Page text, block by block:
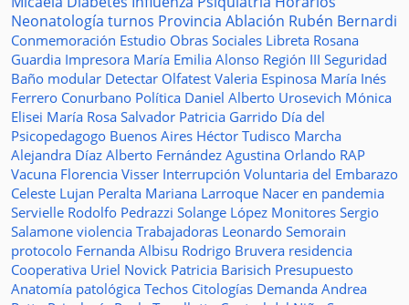
Neonatología turnos Provincia Ablación Rubén Bernardi
Conmemoración Estudio Obras Sociales Libreta Rosana
Guardia Impresora María Emilia Alonso Región III Seguridad
Baño modular Detectar Olfatest Valeria Espinosa María Inés
Ferrero Conurbano Política Daniel Alberto Urosevich Mónica
Elisei María Rosa Salvador Patricia Garrido Día del
Psicopedagogo Buenos Aires Héctor Tudisco Marcha
Alejandra Díaz Alberto Fernández Agustina Orlando RAP
Vacuna Florencia Visser Interrupción Voluntaria del Embarazo
Celeste Lujan Peralta Mariana Larroque Nacer en pandemia
Servielle Rodolfo Pedrazzi Solange López Monitores Sergio
Salamone violencia Trabajadoras Leonardo Semorain
protocolo Fernanda Albisu Rodrigo Bruvera residencia
Cooperativa Uriel Novick Patricia Barisich Presupuesto
Anatomía patológica Techos Citologías Demanda Andrea